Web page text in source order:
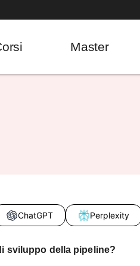
Master
ChatGPT Perplexity
sviluppo della pipeline?